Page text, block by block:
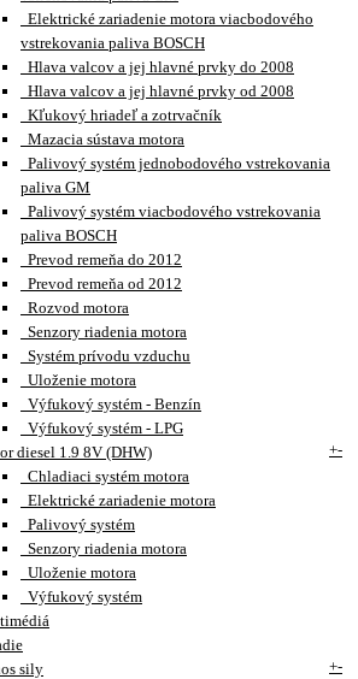
Elektrické zariadenie motora viacbodového
vstrekovania paliva BOSCH
Hlava valcov a jej hlavné prvky do 2008
Hlava valcov a jej hlavné prvky od 2008
Kľukový hriadeľ a zotrvačník
Mazacia sústava motora
Palivový systém jednobodového vstrekovania
paliva GM
Palivový systém viacbodového vstrekovania
paliva BOSCH
Prevod remeňa do 2012
Prevod remeňa od 2012
Rozvod motora
Senzory riadenia motora
Systém prívodu vzduchu
Uloženie motora
Výfukový systém - Benzín
Výfukový systém - LPG
diesel 1.9 8V (DHW)
+-
Chladiaci systém motora
Elektrické zariadenie motora
Palivový systém
Senzory riadenia motora
Uloženie motora
Výfukový systém
sily
+-